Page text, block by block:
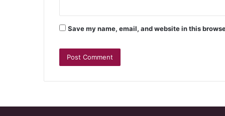
Save my name, email, and website in this